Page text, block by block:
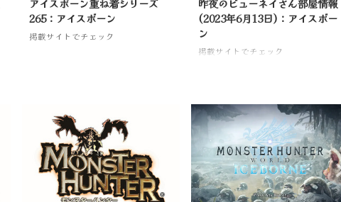
アイスボーン重ね着シリーズ
265：アイスボーン
掲載サイトでチェック
昨夜のビューネイさん部屋情報
(2023年6月13日)：アイスボー
ン
掲載サイトでチェック